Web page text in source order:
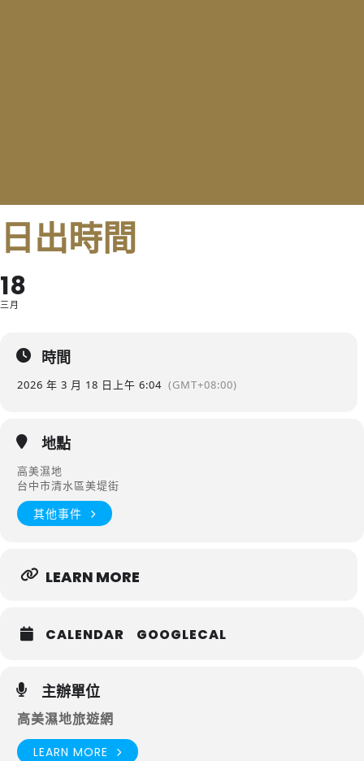
日出時間
18
三月
時間
2026 年 3 月 18 日 上午 6:04 (GMT+08:00)
地點
高美濕地
台中市清水區美堤街
其他事件
LEARN MORE
CALENDAR GOOGLECAL
主辦單位
高美濕地旅遊網
LEARN MORE